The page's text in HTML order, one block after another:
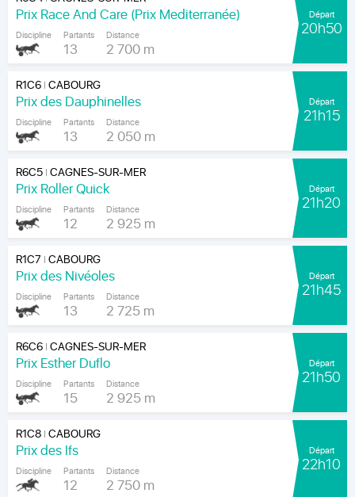
Prix Race And Care (Prix Mediterranée)
Discipline Partants
13
Distance
2 700 m
Départ
20h50
R1C6|CABOURG
Prix des Dauphinelles
Discipline Partants
13
Distance
2 050 m
Départ
21h15
R6C5|CAGNES-SUR-MER
Prix Roller Quick
Discipline Partants
12
Distance
2 925 m
Départ
21h20
R1C7 |CABOURG
Prix des Nivéoles
Discipline Partants
13
Distance
2 725 m
Départ
21h45
R6C6|CAGNES-SUR-MER
Prix Esther Duflo
Discipline Partants
15
Distance
2 925 m
Départ
21h50
R1C8|CABOURG
Prix des Ifs
Discipline Partants
12
Distance
2 750 m
Départ
22h10